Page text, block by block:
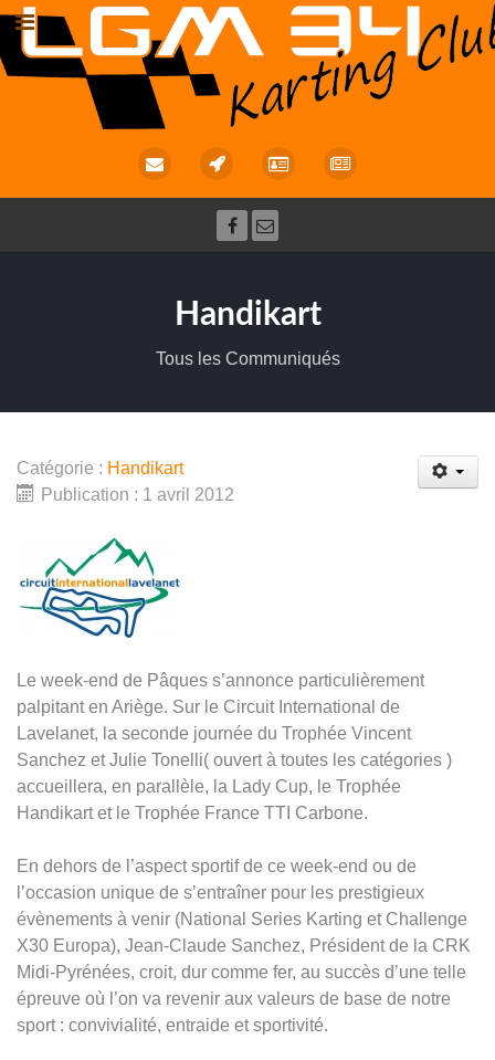
Handikart
Tous les Communiqués
Catégorie : Handikart
Publication : 1 avril 2012
Le week-end de Pâques s’annonce particulièrement
palpitant en Ariège. Sur le Circuit International de
Lavelanet, la seconde journée du Trophée Vincent
Sanchez et Julie Tonelli( ouvert à toutes les catégories )
accueillera, en parallèle, la Lady Cup, le Trophée
Handikart et le Trophée France TTI Carbone.
En dehors de l’aspect sportif de ce week-end ou de
l’occasion unique de s’entraîner pour les prestigieux
évènements à venir (National Series Karting et Challenge
X30 Europa), Jean-Claude Sanchez, Président de la CRK
Midi-Pyrénées, croit, dur comme fer, au succès d’une telle
épreuve où l’on va revenir aux valeurs de base de notre
sport : convivialité, entraide et sportivité.